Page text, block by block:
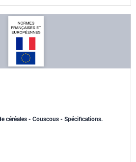
céréales - Couscous - Spécifications.